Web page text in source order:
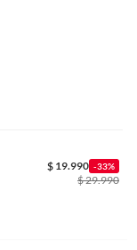
$ 19.990 -33%
$29.990